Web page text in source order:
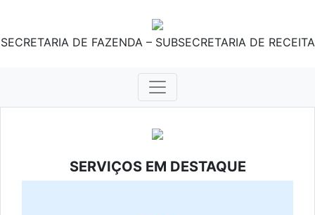
SECRETARIA DE FAZENDA – SUBSECRETARIA DE RECEITA
SERVIÇOS EM DESTAQUE